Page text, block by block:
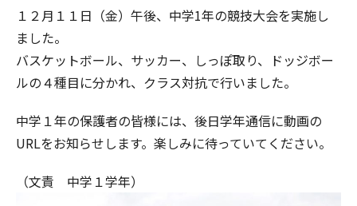
リンク
このサイトについて
１２月１１日（金）午後、中学1年の競技大会を実施し
ました。
バスケットボール、サッカー、しっぽ取り、ドッジボー
ルの４種目に分かれ、クラス対抗で行いました。
中学１年の保護者の皆様には、後日学年通信に動画の
URLをお知らせします。楽しみに待っていてください。
（文責 中学１学年）